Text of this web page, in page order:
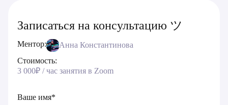
Записаться на консультацию ツ
Ментор:
Анна Константинова
Стоимость:
3 000₽ / час занятия в Zoom
Ваше имя*